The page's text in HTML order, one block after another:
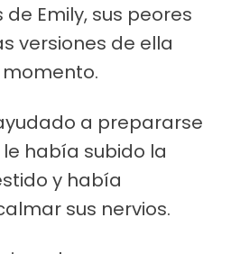
Emily, sus peores
versiones de ella
a prepararse
había subido la
y había
sus nervios.